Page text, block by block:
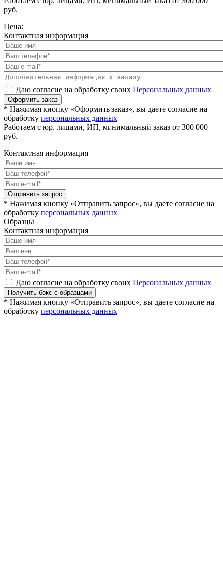
руб.
Цена:
Контактная информация
Даю согласие на обработку своих Персональных данных
Оформить заказ
* Нажимая кнопку «Оформить заказ», вы даете согласие на
обработку персональных данных
Работаем с юр. лицами, ИП, минимальный заказ от 300 000
руб.
Контактная информация
Отправить запрос
* Нажимая кнопку «Отправить запрос», вы даете согласие на
обработку персональных данных
Образцы
Контактная информация
Даю согласие на обработку своих Персональных данных
Получить бокс с образцами
* Нажимая кнопку «Отправить запрос», вы даете согласие на
обработку персональных данных